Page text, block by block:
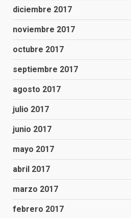
diciembre 2017
noviembre 2017
octubre 2017
septiembre 2017
agosto 2017
julio 2017
junio 2017
mayo 2017
abril 2017
marzo 2017
febrero 2017